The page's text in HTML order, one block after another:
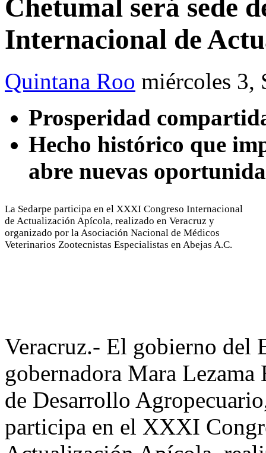
Chetumal será sede
Internacional de
Quintana Roo miércoles 3,
Prosperidad
Hecho histórico que
abre nuevas
La Sedarpe participa en el XXXI Congreso Internacional
de Actualización Apícola, realizado en Veracruz y
organizado por la Asociación Nacional de Médicos
Veterinarios Zootecnistas Especialistas en Abejas A.C.
Veracruz.- El gobierno del
gobernadora Mara Lezama
de Desarrollo
participa en el XXXI